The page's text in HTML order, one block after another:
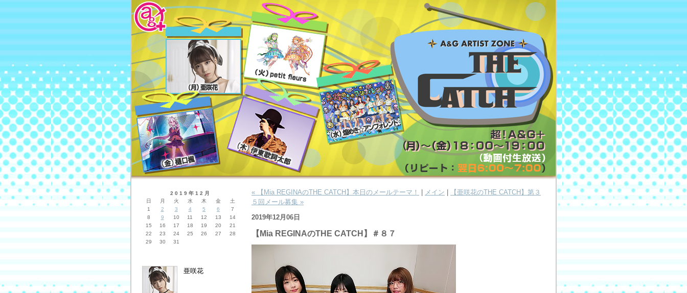
2019年12月
日
月 火 水 木 金
土
1
2 3 4 5 6
7
8
9 10 11 12 13
14
15
16 17 18 19 20
21
22
23 24 25 26 27
28
29
30 31
亜咲花
« 【Mia REGINAのTHE CATCH】本日のメールテーマ！ メイン
【亜咲花のTHE CATCH】第３
５回メール募集 »
2019年12月06日
【Mia REGINAのTHE CATCH】＃８７